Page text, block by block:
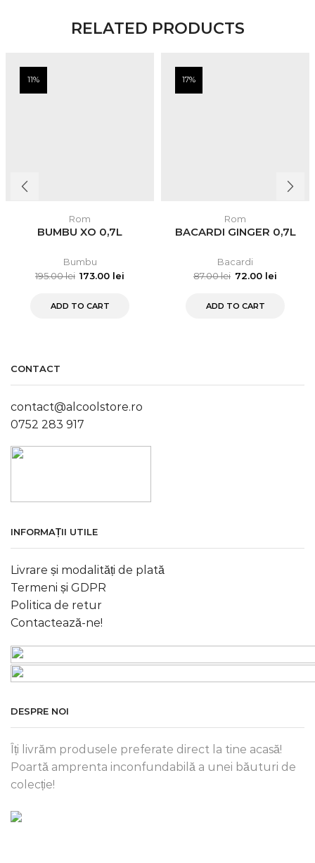
RELATED PRODUCTS
11%
Rom
BUMBU XO 0,7L
Bumbu
195.00lei 173.00 lei
ADD TO CART
17%
Rom
BACARDI GINGER 0,7L
Bacardi
87.00lei 72.00 lei
ADD TO CART
CONTACT
contact@alcoolstore.ro
0752 283 917
INFORMAȚII UTILE
Livrare și modalități de plată
Termeni și GDPR
Politica de retur
Contactează-ne!
DESPRE NOI
Îți livrăm produsele preferate direct la tine acasă!
Poartă amprenta inconfundabilă a unei băuturi de
colecție!